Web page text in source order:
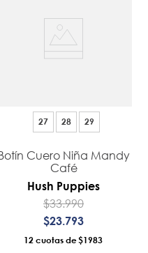
27 28 29
Cuero Niña Mandy
Café
Hush Puppies
$33.990
$23.793
12 $1983